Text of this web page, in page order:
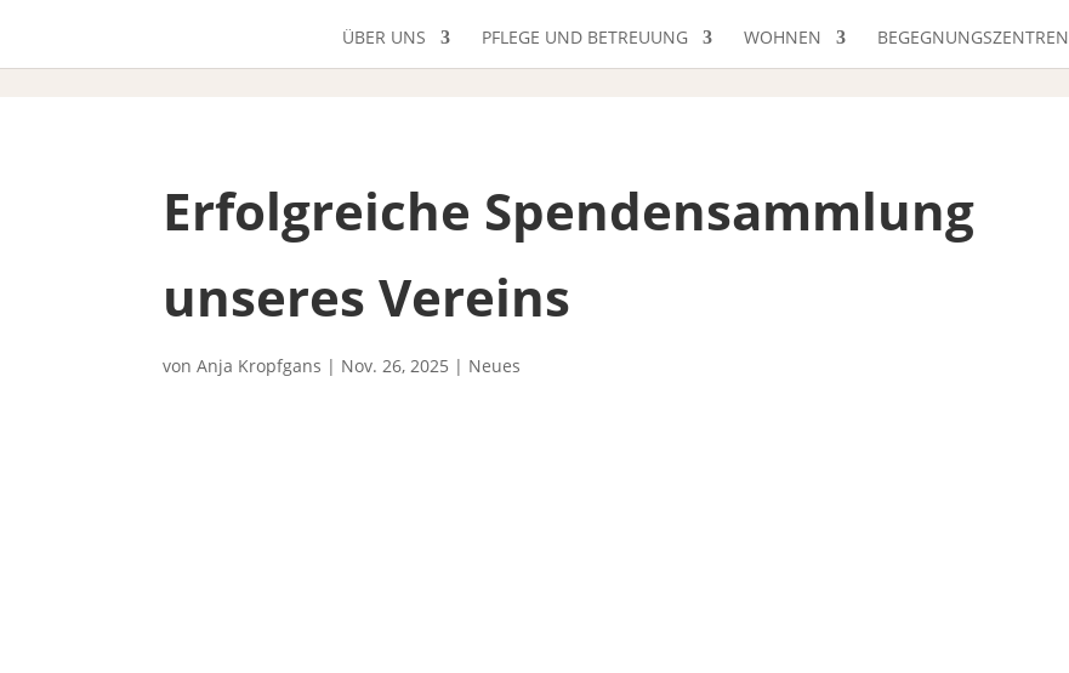
ÜBER UNS PFLEGE UND BETREUUNG WOHNEN BEGEGNUNGSZENTREN
Erfolgreiche Spendensammlung
unseres Vereins
vonAnja Kropfgans | Nov. 26, 2025 | Neues